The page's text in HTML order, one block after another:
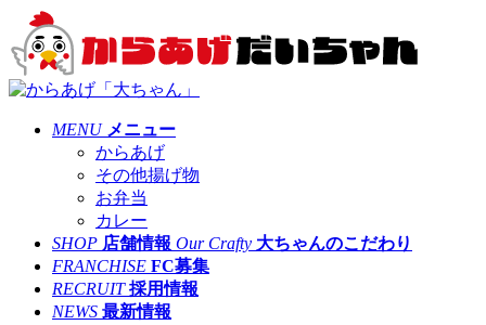
MENU メニュー
からあげ
その他揚げ物
お弁当
カレー
SHOP 店舗情報 Our Crafty 大ちゃんのこだわり
FRANCHISE FC募集
RECRUIT 採用情報
NEWS 最新情報